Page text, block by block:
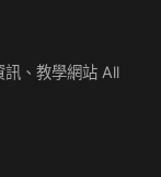
、教學網站 All